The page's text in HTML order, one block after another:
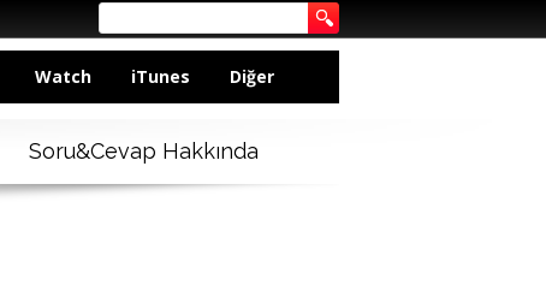
Watch iTunes Diğer
Soru&Cevap Hakkında